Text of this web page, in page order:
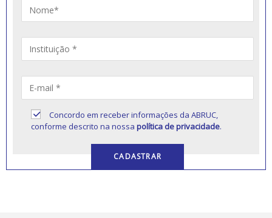
Concordo em receber informações da ABRUC,
conforme descrito na nossapolítica de privacidade.